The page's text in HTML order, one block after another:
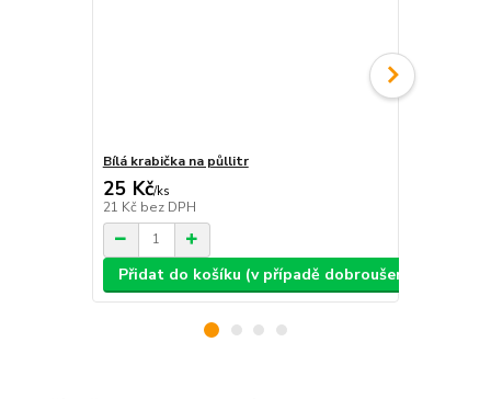
Bílá krabička na půllitr
25 Kč/ks
21 Kč bez DPH
Přidat do košíku (v případě dobroušení: text,